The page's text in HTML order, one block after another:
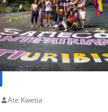
Ate Kwetia